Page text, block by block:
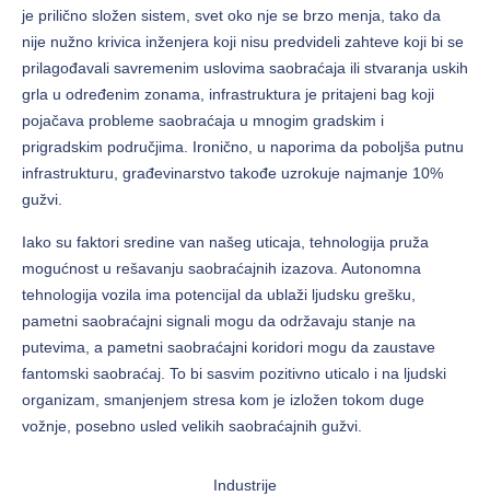
je prilično složen sistem, svet oko nje se brzo menja, tako da
nije nužno krivica inženjera koji nisu predvideli zahteve koji bi se
prilagođavali savremenim uslovima saobraćaja ili stvaranja uskih
grla u određenim zonama, infrastruktura je pritajeni bag koji
pojačava probleme saobraćaja u mnogim gradskim i
prigradskim područjima. Ironično, u naporima da poboljša putnu
infrastrukturu, građevinarstvo takođe uzrokuje najmanje 10%
gužvi.
Iako su faktori sredine van našeg uticaja, tehnologija pruža
mogućnost u rešavanju saobraćajnih izazova. Autonomna
tehnologija vozila ima potencijal da ublaži ljudsku grešku,
pametni saobraćajni signali mogu da održavaju stanje na
putevima, a pametni saobraćajni koridori mogu da zaustave
fantomski saobraćaj. To bi sasvim pozitivno uticalo i na ljudski
organizam, smanjenjem stresa kom je izložen tokom duge
vožnje, posebno usled velikih saobraćajnih gužvi.
Industrije